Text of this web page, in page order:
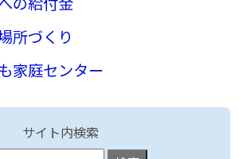
所づくり
家庭センター
サイト内検索